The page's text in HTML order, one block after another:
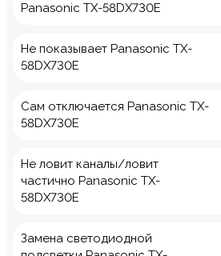
Panasonic TX-58DX730E
Не показывает Panasonic TX-
58DX730E
Сам отключается Panasonic TX-
58DX730E
Не ловит каналы/ловит
частично Panasonic TX-
58DX730E
Замена светодиодной